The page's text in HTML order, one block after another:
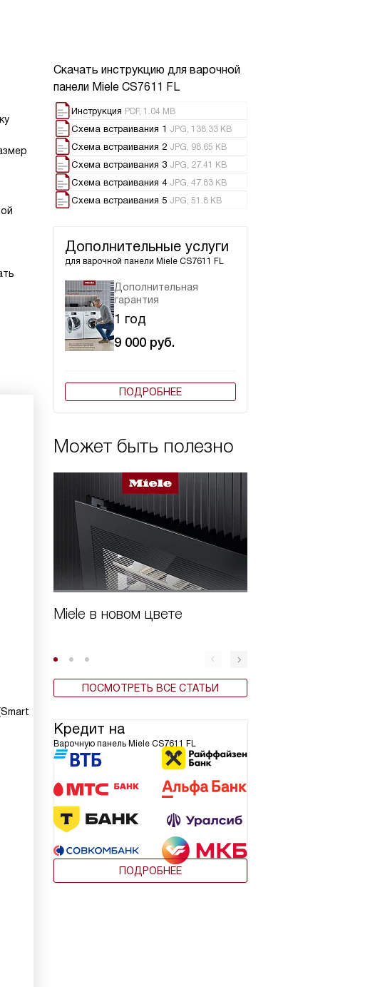
Скачать инструкцию для варочной
панели Miele CS7611 FL
Инструкция PDF, 1.04 MB
Схема встраивания 1 JPG, 138.33 KB
Схема встраивания 2 JPG, 98.65 KB
Схема встраивания 3 JPG, 27.41 KB
Схема встраивания 4 JPG, 47.83 KB
Схема встраивания 5 JPG, 51.8 KB
Дополнительные услуги
для варочной панели Miele CS7611 FL
Дополнительная
гарантия
1 год
9 000 руб.
ПОДРОБНЕЕ
Может быть полезно
Miele в новом цвете
ПОСМОТРЕТЬ ВСЕ СТАТЬИ
Кредит на
Варочную панель Miele CS7611 FL
ПОДРОБНЕЕ